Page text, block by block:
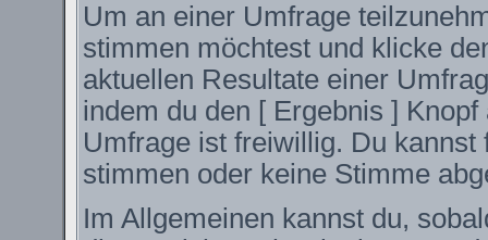
Um an einer Umfrage
stimmen möchtest und klicke
aktuellen Resultate einer
indem du den [ Ergebnis ]
Umfrage ist freiwillig. Du
stimmen oder keine Stimme
Im Allgemeinen kannst du,